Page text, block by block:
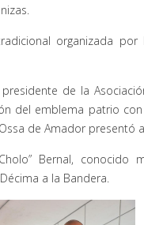
organizada
de la
del emblema patrio
de Amador presentó
Bernal,
a la Bandera.